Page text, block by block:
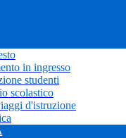
in ingresso
studenti
scolastico
d'istruzione